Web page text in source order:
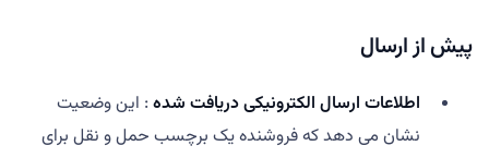
پیش از ارسال
اطلاعات ارسال الکترونیکی دریافت شده: این وضعیت
نشان می دهد که فروشنده یک برچسب حمل و نقل برای